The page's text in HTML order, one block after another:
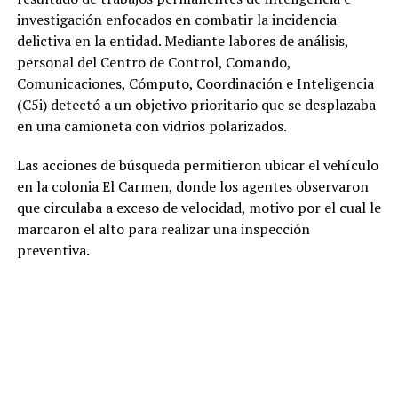
investigación enfocados en combatir la incidencia
delictiva en la entidad. Mediante labores de análisis,
personal del Centro de Control, Comando,
Comunicaciones, Cómputo, Coordinación e Inteligencia
(C5i) detectó a un objetivo prioritario que se desplazaba
en una camioneta con vidrios polarizados.
Las acciones de búsqueda permitieron ubicar el vehículo
en la colonia El Carmen, donde los agentes observaron
que circulaba a exceso de velocidad, motivo por el cual le
marcaron el alto para realizar una inspección
preventiva.